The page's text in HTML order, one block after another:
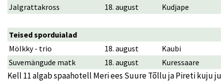
Jalgrattakross
18. august Kudjape
Teised sporduialad
Mölkky - trio
18. august
Kaubi
Suvemängude matk
18. august Kuressaare
Kell 11 algab spaahotell Meri ees Suure Tõllu ja Pireti kuju